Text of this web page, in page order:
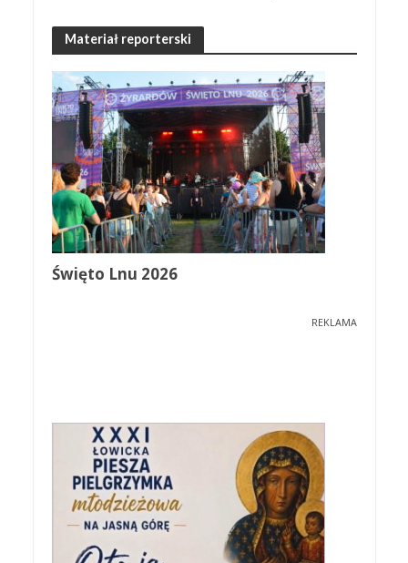
Materiał reporterski
Święto Lnu 2026
REKLAMA